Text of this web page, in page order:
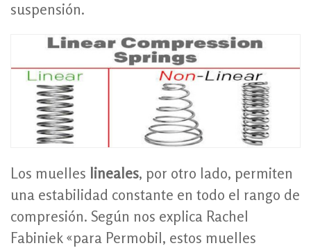
suspensión.
Los muelles lineales, por otro lado, permiten
una estabilidad constante en todo el rango de
compresión. Según nos explica Rachel
Fabiniek «para Permobil, estos muelles